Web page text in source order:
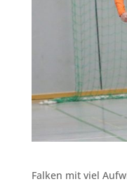
Falken mit viel